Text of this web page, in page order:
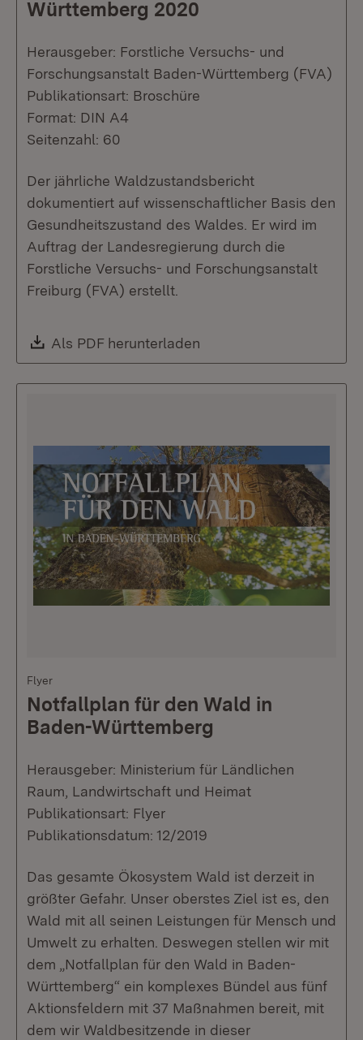
Württemberg 2020
Herausgeber: Forstliche Versuchs- und
Forschungsanstalt Baden-Württemberg (FVA)
Publikationsart: Broschüre
Format: DIN A4
Seitenzahl: 60
Der jährliche Waldzustandsbericht
dokumentiert auf wissenschaftlicher Basis den
Gesundheitszustand des Waldes. Er wird im
Auftrag der Landesregierung durch die
Forstliche Versuchs- und Forschungsanstalt
Freiburg (FVA) erstellt.
Download:
Als PDF herunterladen
Flyer
Notfallplan für den Wald in
Baden-Württemberg
Herausgeber: Ministerium für Ländlichen
Raum, Landwirtschaft und Heimat
Publikationsart: Flyer
Publikationsdatum: 12/2019
Das gesamte Ökosystem Wald ist derzeit in
größter Gefahr. Unser oberstes Ziel ist es, den
Wald mit all seinen Leistungen für Mensch und
Umwelt zu erhalten. Deswegen stellen wir mit
dem „Notfallplan für den Wald in Baden-
Württemberg“ ein komplexes Bündel aus fünf
Aktionsfeldern mit 37 Maßnahmen bereit, mit
dem wir Waldbesitzende in dieser